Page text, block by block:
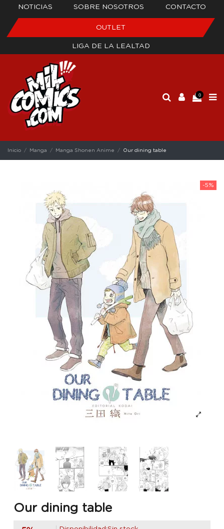
NOTICIAS SOBRE NOSOTROS CONTACTO
OUTLET
LIGA DE LA LEALTAD
0
Inicio Manga Manga Shonen Anime Our dining table
-5%
Our dining table